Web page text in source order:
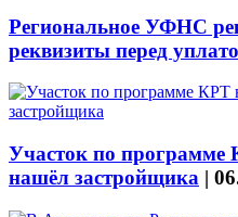
Региональное УФНС
реквизиты перед
Участок по программе
нашёл застройщика |